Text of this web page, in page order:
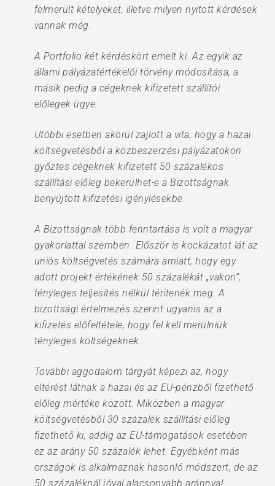
felmerült kételyeket, illetve milyen nyitott kérdések
vannak még.
A Portfolio két kérdéskört emelt ki. Az egyik az
állami pályázatértékelői törvény módosítása, a
másik pedig a cégeknek kifizetett szállítói
előlegek ügye.
Utóbbi esetben akörül zajlott a vita, hogy a hazai
költségvetésből a közbeszerzési pályázatokon
győztes cégeknek kifizetett 50 százalékos
szállítási előleg bekerülhet-e a Bizottságnak
benyújtott kifizetési igénylésekbe.
A Bizottságnak több fenntartása is volt a magyar
gyakorlattal szemben. Először is kockázatot lát az
uniós költségvetés számára amiatt, hogy egy
adott projekt értékének 50 százalékát „vakon”,
tényleges teljesítés nélkül térítenék meg. A
bizottsági értelmezés szerint ugyanis az a
kifizetés előfeltétele, hogy fel kell merülniük
tényleges költségeknek.
További aggodalom tárgyát képezi az, hogy
eltérést látnak a hazai és az EU-pénzből fizethető
előleg mértéke között. Miközben a magyar
költségvetésből 30 százalék szállítási előleg
fizethető ki, addig az EU-támogatások esetében
ez az arány 50 százalék lehet. Egyébként más
országok is alkalmaznak hasonló módszert, de az
50 százaléknál jóval alacsonyabb aránnyal.